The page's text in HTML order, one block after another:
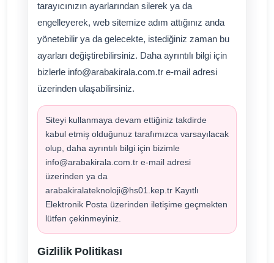
tarayıcınızın ayarlarından silerek ya da
engelleyerek, web sitemize adım attığınız anda
yönetebilir ya da gelecekte, istediğiniz zaman bu
ayarları değiştirebilirsiniz. Daha ayrıntılı bilgi için
bizlerle info@arabakirala.com.tr e-mail adresi
üzerinden ulaşabilirsiniz.
Siteyi kullanmaya devam ettiğiniz takdirde
kabul etmiş olduğunuz tarafımızca varsayılacak
olup, daha ayrıntılı bilgi için bizimle
info@arabakirala.com.tr e-mail adresi
üzerinden ya da
arabakiralateknoloji@hs01.kep.tr Kayıtlı
Elektronik Posta üzerinden iletişime geçmekten
lütfen çekinmeyiniz.
Gizlilik Politikası